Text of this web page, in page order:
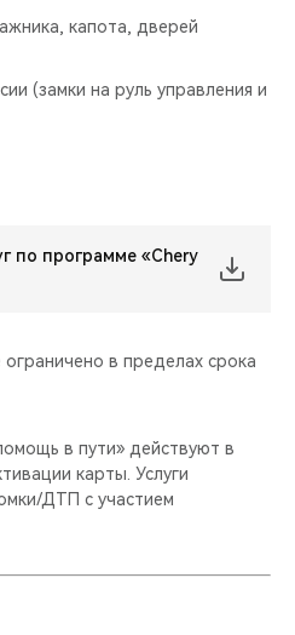
капота, дверей
(замки на руль управления и
по программе «Chery
в пределах срока
в пути» действуют в
карты. Услуги
ДТП с участием